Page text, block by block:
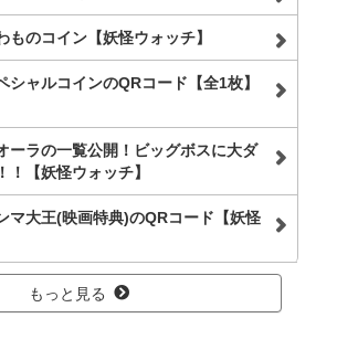
ものコイン【妖怪ウォッチ】
シャルコインのQRコード【全1枚】
ーラの一覧公開！ビッグボスに大ダ
！【妖怪ウォッチ】
マ大王(映画特典)のQRコード【妖怪
もっと見る